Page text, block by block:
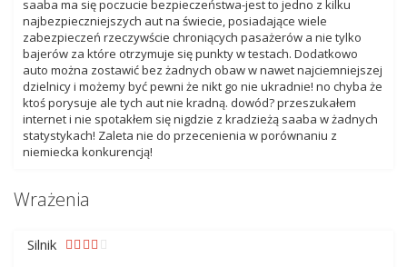
saaba ma się poczucie bezpieczeństwa-jest to jedno z kilku
najbezpieczniejszych aut na świecie, posiadające wiele
zabezpieczeń rzeczywście chroniących pasażerów a nie tylko
bajerów za które otrzymuje się punkty w testach. Dodatkowo
auto można zostawić bez żadnych obaw w nawet najciemniejszej
dzielnicy i możemy być pewni że nikt go nie ukradnie! no chyba że
ktoś porysuje ale tych aut nie kradną. dowód? przeszukałem
internet i nie spotakłem się nigdzie z kradzieżą saaba w żadnych
statystykach! Zaleta nie do przecenienia w porównaniu z
niemiecka konkurencją!
Wrażenia
Silnik